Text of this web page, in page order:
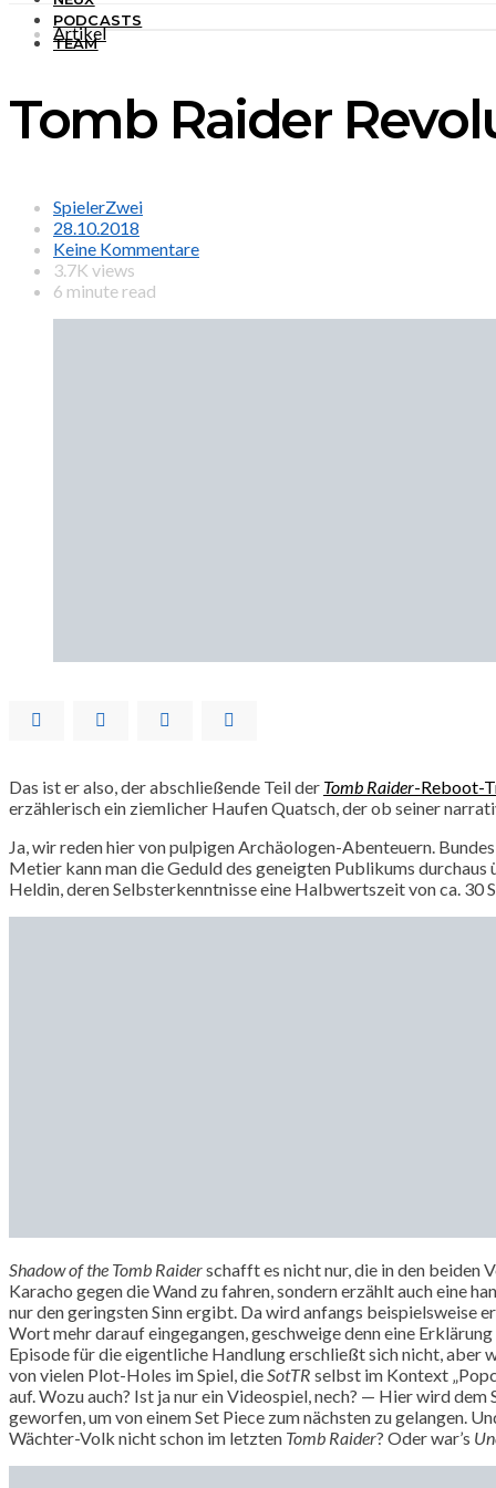
PODCASTS
TEAM
Artikel
Tomb Raider
SpielerZwei
28.10.2018
Keine Kommentare
3.7K views
6 minute read
Das ist er also, der abschließende Teil der Tomb Raider-Reboot-
erzählerisch ein ziemlicher Haufen Quatsch, der ob seiner
Ja, wir reden hier von pulpigen Archäologen-Abenteuern.
Metier kann man die Geduld des geneigten Publikums
Heldin, deren Selbsterkenntnisse eine Halbwertszeit von ca. 30
Shadow of the Tomb Raiderschafft es nicht nur, die in den
Karacho gegen die Wand zu fahren, sondern erzählt auch eine
nur den geringsten Sinn ergibt. Da wird anfangs beispielsweise
Wort mehr darauf eingegangen, geschweige denn eine
Episode für die eigentliche Handlung erschließt sich nicht, aber
von vielen Plot-Holes im Spiel, die SotTR selbst im Kontext
auf. Wozu auch? Ist ja nur ein Videospiel, nech? — Hier wird
geworfen, um von einem Set Piece zum nächsten zu gelangen.
Wächter-Volk nicht schon im letzten Tomb Raider? Oder war’s